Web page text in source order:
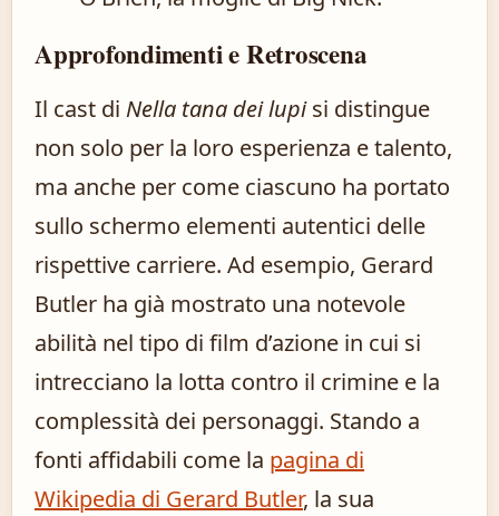
Approfondimenti e Retroscena
Il cast di Nella tana dei lupisi distingue
non solo per la loro esperienza e talento,
ma anche per come ciascuno ha portato
sullo schermo elementi autentici delle
rispettive carriere. Ad esempio, Gerard
Butler ha già mostrato una notevole
abilità nel tipo di film d’azione in cui si
intrecciano la lotta contro il crimine e la
complessità dei personaggi. Stando a
fonti affidabili come la pagina di
Wikipedia di Gerard Butler, la sua